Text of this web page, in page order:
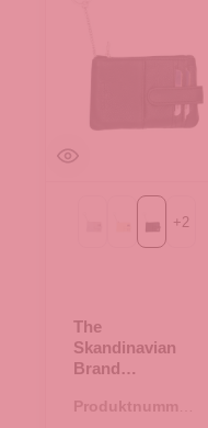
Light grau
beigeschwarz
+2
The
Skandinavian
Brand
- schwarz
Produktnummer: